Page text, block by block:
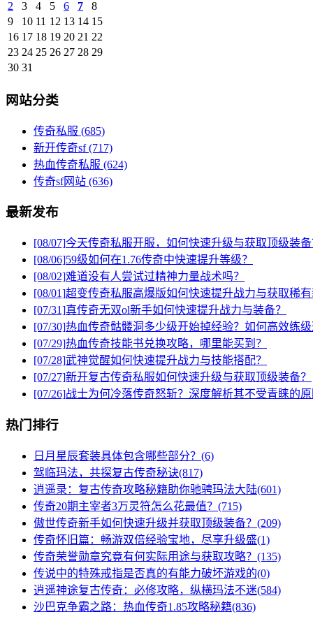
2
3 4 5 6 7
8
9
10 11 12 13 14 15
16 17 18 19 20 21 22
23 24 25 26 27 28 29
30 31
网站分类
传奇私服 (685)
新开传奇sf(717)
热血传奇私服 (624)
传奇sf网站 (636)
最新发布
[08/07]今天传奇私服开服，如何快速升级与获取顶级装备
[08/06]59级如何在1.76传奇中快速提升等级？
[08/02]难道没有人尝试过精神力量战术吗？
[08/01]超变传奇私服高爆版如何快速提升战力与获取稀有
[07/31]真传奇无双ol新手如何快速提升战力与装备？
[07/30]热血传奇骷髅洞多少级开始掉经验？如何高效练级
[07/29]热血传奇技能书兑换攻略，哪里能买到？
[07/28]武神觉醒如何快速提升战力与技能搭配？
[07/27]新开复古传奇私服如何快速升级与获取顶级装备？
[07/26]战士为何冷落传奇怒斩？深度解析其不受青睐的原
热门排行
日月星辰套装具体包含哪些部分？(6)
驾临玛法，共探复古传奇秘诀(817)
逍遥录：复古传奇攻略秘籍助你驰骋玛法大陆(601)
传奇20期主宰者3万灵符怎么花最值？(715)
傲世传奇新手如何快速升级并获取顶级装备？(209)
传奇怀旧篇：畅游双倍经验宝地，尽享升级盛(1)
传奇荣誉勋章究竟有何实际用途与获取攻略？(135)
传说中的特殊戒指是否真的有能力破坏游戏的(0)
逍遥神途复古传奇：必修攻略，纵横玛法不迷(584)
沙巴克争霸之路：热血传奇1.85攻略秘籍(836)